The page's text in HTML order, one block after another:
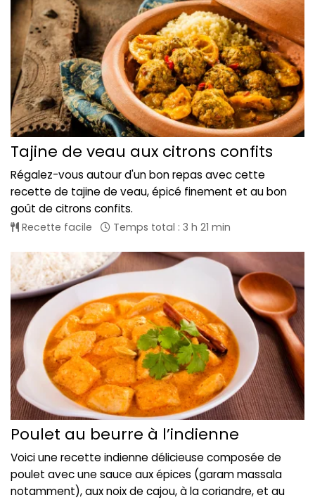
Tajine de veau aux citrons confits
Régalez-vous autour d'un bon repas avec cette
recette de tajine de veau, épicé finement et au bon
goût de citrons confits.
Recette facile Temps total : 3 h 21 min
Poulet au beurre à l’indienne
Voici une recette indienne délicieuse composée de
poulet avec une sauce aux épices (garam massala
notamment), aux noix de cajou, à la coriandre, et au